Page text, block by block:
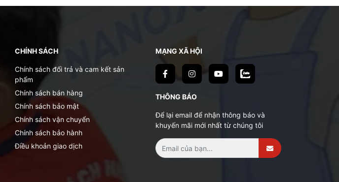
CHÍNH SÁCH
Chính sách đổi trả và cam kết sản
phẩm
Chính sách bán hàng
Chính sách bảo mật
Chính sách vận chuyển
Chính sách bảo hành
Điều khoản giao dịch
MẠNG XÃ HỘI
THÔNG BÁO
Để lại email để nhận thông báo và
khuyến mãi mới nhất từ chúng tôi